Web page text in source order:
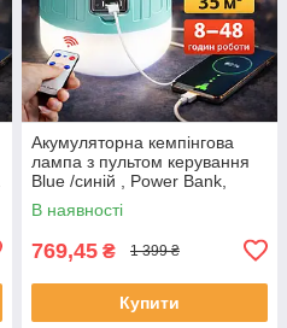
Акумуляторна кемпінгова
лампа з пультом керування
Blue /синій , Power Bank,
сонячна зарядка ESMARTER
В наявності
769,45 ₴ 1 399 ₴
Купити